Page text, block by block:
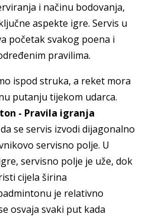
i načinu bodovanja,
aspekte igre. Servis u
početak svakog poena i
pravilima.
ispod struka, a reket mora
putanju tijekom udarca.
- Pravila igranja
se servis izvodi dijagonalno
servisno polje. U
servisno polje je uže, dok
cijela širina
je relativno
osvaja svaki put kada